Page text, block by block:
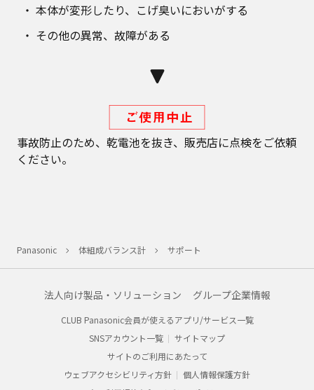
本体が変形したり、こげ臭いにおいがする
その他の異常、故障がある
事故防止のため、乾電池を抜き、販売店に点検をご依頼
ください。
Panasonic 体組成バランス計 サポート
法人向け製品・ソリューション グループ企業情報
CLUB Panasonic会員が使えるアプリ/サービス一覧
SNSアカウント一覧
サイトマップ
サイトのご利用にあたって
ウェブアクセシビリティ方針
個人情報保護方針